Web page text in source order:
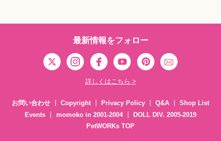
最新情報をフォロー
詳しくはこちら >
お問い合わせ Copyright Privacy Policy Q&A
Shop List
Events
momoko in 2001-2004
DOLL DIV. 2005-2019
PetWORKs TOP